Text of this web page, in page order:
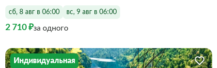
сб, 8 авг в 06:00 вс, 9 авг в 06:00
2 710 ₽за одного
Индивидуальная